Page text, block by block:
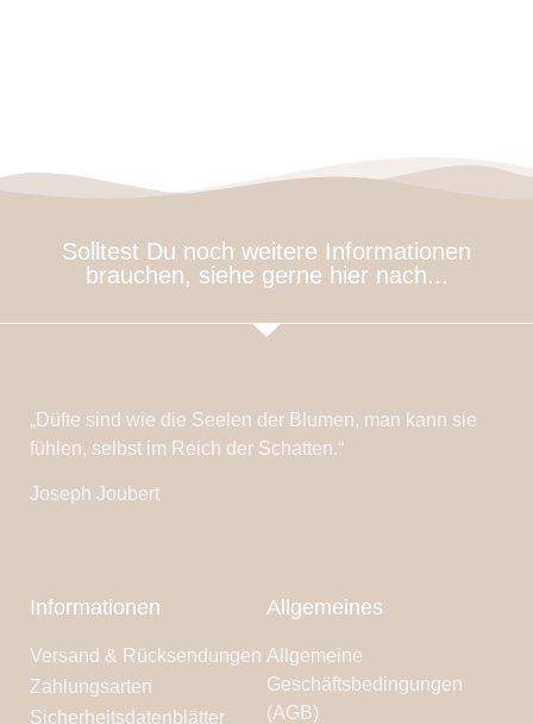
Solltest Du noch weitere Informationen
brauchen, siehe gerne hier nach...
„Düfte sind wie die Seelen der Blumen, man kann sie
fühlen, selbst im Reich der Schatten.“
Joseph Joubert
Informationen
Versand & Rücksendungen
Zahlungsarten
Sicherheitsdatenblätter
Allgemeines
Allgemeine
Geschäftsbedingungen
(AGB)